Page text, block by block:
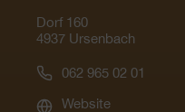
Dorf 160
4937 Ursenbach
062 965 02 01
Website